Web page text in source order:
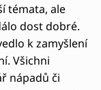
témata, ale
dost dobré.
k zamyšlení
Všichni
nápadů či